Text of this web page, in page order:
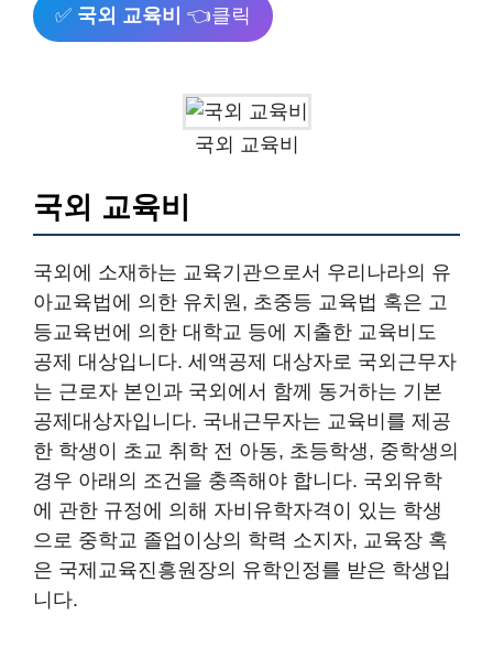
✅ 국외 교육비 👈클릭
국외 교육비
국외 교육비
국외에 소재하는 교육기관으로서 우리나라의 유
아교육법에 의한 유치원, 초중등 교육법 혹은 고
등교육번에 의한 대학교 등에 지출한 교육비도
공제 대상입니다. 세액공제 대상자로 국외근무자
는 근로자 본인과 국외에서 함께 동거하는 기본
공제대상자입니다. 국내근무자는 교육비를 제공
한 학생이 초교 취학 전 아동, 초등학생, 중학생의
경우 아래의 조건을 충족해야 합니다. 국외유학
에 관한 규정에 의해 자비유학자격이 있는 학생
으로 중학교 졸업이상의 학력 소지자, 교육장 혹
은 국제교육진흥원장의 유학인정를 받은 학생입
니다.